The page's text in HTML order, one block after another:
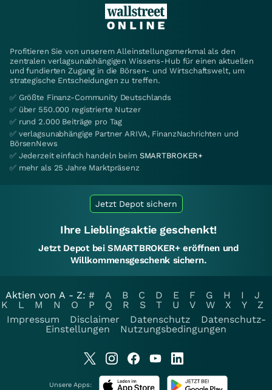
Profitieren Sie von unserem Alleinstellungsmerkmal als den
zentralen verlagsunabhängigen Wissens-Hub für einen aktuellen
und fundierten Zugang in die Börsen- und Wirtschaftswelt, um
strategische Entscheidungen zu treffen.
✅ Größte Finanz-Community Deutschlands
✅ über 550.000 registrierte Nutzer
✅ rund 2.000 Beiträge pro Tag
✅ verlagsunabhängige Partner ARIVA, FinanzNachrichten und
BörsenNews
✅ Jederzeit einfach handeln beim SMARTBROKER+
✅ mehr als 25 Jahre Marktpräsenz
Jetzt Depot sichern
Ihre Lieblingsaktie geschenkt!
Jetzt Depot bei SMARTBROKER+ eröffnen und
Willkommensgeschenk sichern.
Aktien von A - Z: # A B C D E F G H I
J
K
L M N O P Q R S T U V W X Y
Z
Impressum
Disclaimer Datenschutz
Datenschutz-
Einstellungen
Nutzungsbedingungen
Unsere Apps: